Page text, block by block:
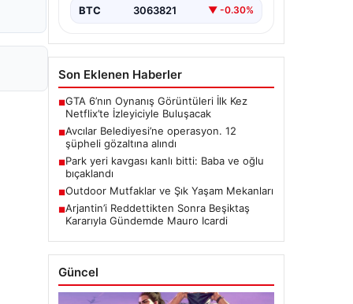
BTC 3063821 ▼ -0.30%
Son Eklenen Haberler
■GTA 6’nın Oynanış Görüntüleri İlk Kez
Netflix’te İzleyiciyle Buluşacak
■Avcılar Belediyesi’ne operasyon. 12
şüpheli gözaltına alındı
■Park yeri kavgası kanlı bitti: Baba ve oğlu
bıçaklandı
■Outdoor Mutfaklar ve Şık Yaşam Mekanları
■Arjantin’i Reddettikten Sonra Beşiktaş
Kararıyla Gündemde Mauro Icardi
Güncel